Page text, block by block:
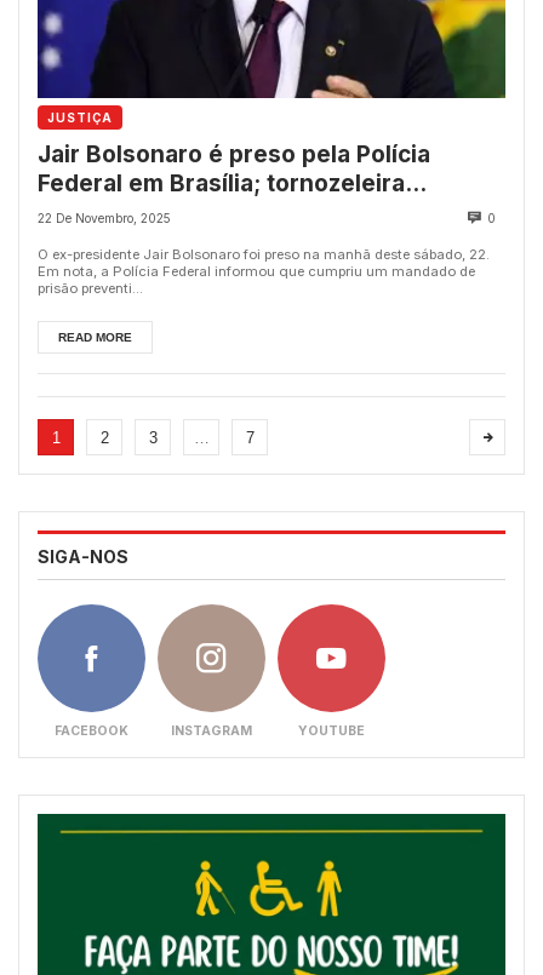
JUSTIÇA
Jair Bolsonaro é preso pela Polícia
Federal em Brasília; tornozeleira
eletrônica tentou ser violada
22 De Novembro, 2025 0
O ex-presidente Jair Bolsonaro foi preso na manhã deste sábado, 22.
Em nota, a Polícia Federal informou que cumpriu um mandado de
prisão preventi...
READ MORE
1 2 3 … 7
SIGA-NOS
FACEBOOK INSTAGRAM YOUTUBE